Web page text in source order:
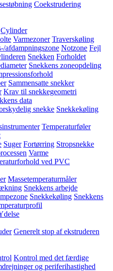
Coekstrudering
Cylinder
Varmezoner Traverskøling
afdampningszone Notzone Fejl
Snekken Forholdet
Snekkens zoneopdeling
Sammensatte snekker
Krav til snekkegeometri
data
snekke Snekkekøling
Temperaturføler
Suger Fortørring Stropsnekke
Varme
ved PVC
Massetemperaturmåler
Snekkens arbejde
Snekkekøling Snekkens
Generelt stop af ekstruderen
Kontrol med det færdige
og periferihastighed